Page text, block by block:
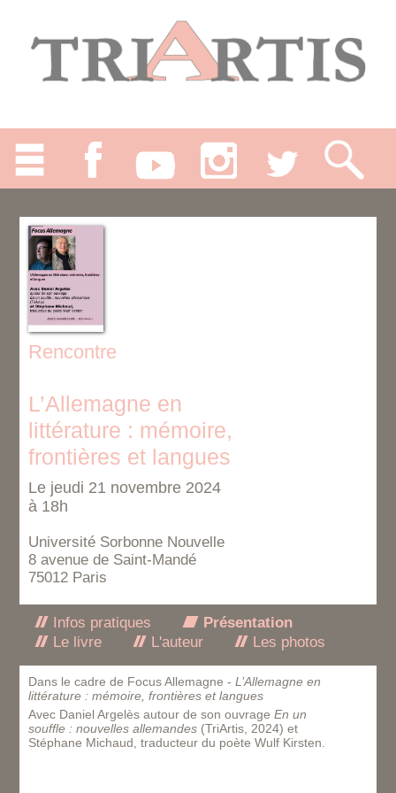
Rencontre
L’Allemagne en
littérature : mémoire,
frontières et langues
Le jeudi 21 novembre 2024
à 18h
Université Sorbonne Nouvelle
8 avenue de Saint-Mandé
75012 Paris
Infos pratiques
Présentation
Le livre
L'auteur Les photos
Dans le cadre de Focus Allemagne -L’Allemagne en
littérature : mémoire, frontières et langues
Avec Daniel Argelès autour de son ouvrageEn un
souffle : nouvelles allemandes (TriArtis, 2024) et
Stéphane Michaud, traducteur du poète Wulf Kirsten.